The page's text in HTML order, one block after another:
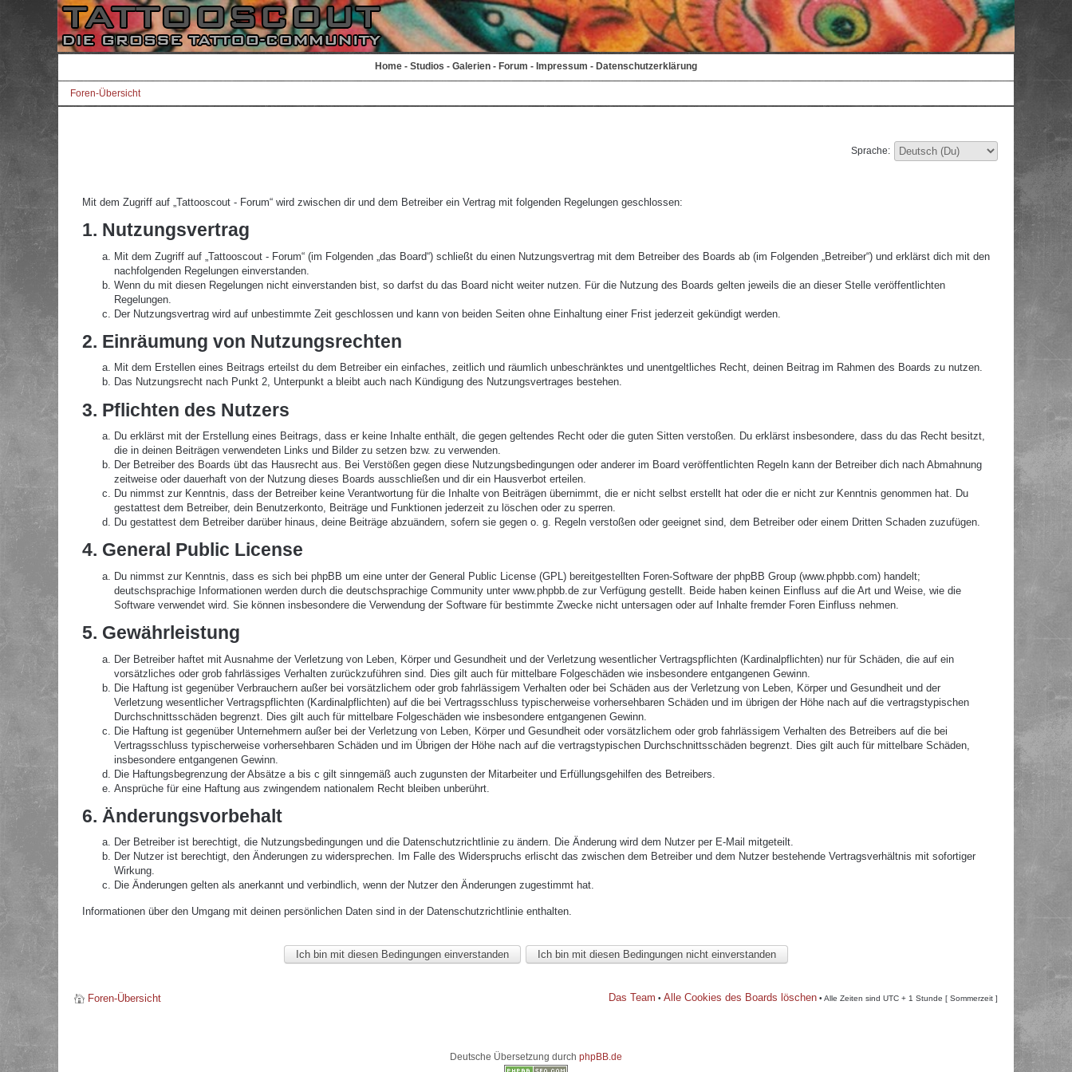
Home - Studios - Galerien - Forum - Impressum - Datenschutzerklärung
Foren-Übersicht
Sprache:
Mit dem Zugriff auf „Tattooscout - Forum“ wird zwischen dir und dem Betreiber ein Vertrag mit folgenden Regelungen geschlossen:
1. Nutzungsvertrag
Mit dem Zugriff auf „Tattooscout - Forum“ (im Folgenden „das Board“) schließt du einen Nutzungsvertrag mit dem Betreiber des Boards ab (im Folgenden „Betreiber“) und erklärst dich mit den
nachfolgenden Regelungen einverstanden.
Wenn du mit diesen Regelungen nicht einverstanden bist, so darfst du das Board nicht weiter nutzen. Für die Nutzung des Boards gelten jeweils die an dieser Stelle veröffentlichten
Regelungen.
Der Nutzungsvertrag wird auf unbestimmte Zeit geschlossen und kann von beiden Seiten ohne Einhaltung einer Frist jederzeit gekündigt werden.
2. Einräumung von Nutzungsrechten
Mit dem Erstellen eines Beitrags erteilst du dem Betreiber ein einfaches, zeitlich und räumlich unbeschränktes und unentgeltliches Recht, deinen Beitrag im Rahmen des Boards zu nutzen.
Das Nutzungsrecht nach Punkt 2, Unterpunkt a bleibt auch nach Kündigung des Nutzungsvertrages bestehen.
3. Pflichten des Nutzers
Du erklärst mit der Erstellung eines Beitrags, dass er keine Inhalte enthält, die gegen geltendes Recht oder die guten Sitten verstoßen. Du erklärst insbesondere, dass du das Recht besitzt,
die in deinen Beiträgen verwendeten Links und Bilder zu setzen bzw. zu verwenden.
Der Betreiber des Boards übt das Hausrecht aus. Bei Verstößen gegen diese Nutzungsbedingungen oder anderer im Board veröffentlichten Regeln kann der Betreiber dich nach Abmahnung
zeitweise oder dauerhaft von der Nutzung dieses Boards ausschließen und dir ein Hausverbot erteilen.
Du nimmst zur Kenntnis, dass der Betreiber keine Verantwortung für die Inhalte von Beiträgen übernimmt, die er nicht selbst erstellt hat oder die er nicht zur Kenntnis genommen hat. Du
gestattest dem Betreiber, dein Benutzerkonto, Beiträge und Funktionen jederzeit zu löschen oder zu sperren.
Du gestattest dem Betreiber darüber hinaus, deine Beiträge abzuändern, sofern sie gegen o. g. Regeln verstoßen oder geeignet sind, dem Betreiber oder einem Dritten Schaden zuzufügen.
4. General Public License
Du nimmst zur Kenntnis, dass es sich bei phpBB um eine unter der General Public License (GPL) bereitgestellten Foren-Software der phpBB Group (www.phpbb.com) handelt;
deutschsprachige Informationen werden durch die deutschsprachige Community unter www.phpbb.de zur Verfügung gestellt. Beide haben keinen Einfluss auf die Art und Weise, wie die
Software verwendet wird. Sie können insbesondere die Verwendung der Software für bestimmte Zwecke nicht untersagen oder auf Inhalte fremder Foren Einfluss nehmen.
5. Gewährleistung
Der Betreiber haftet mit Ausnahme der Verletzung von Leben, Körper und Gesundheit und der Verletzung wesentlicher Vertragspflichten (Kardinalpflichten) nur für Schäden, die auf ein
vorsätzliches oder grob fahrlässiges Verhalten zurückzuführen sind. Dies gilt auch für mittelbare Folgeschäden wie insbesondere entgangenen Gewinn.
Die Haftung ist gegenüber Verbrauchern außer bei vorsätzlichem oder grob fahrlässigem Verhalten oder bei Schäden aus der Verletzung von Leben, Körper und Gesundheit und der
Verletzung wesentlicher Vertragspflichten (Kardinalpflichten) auf die bei Vertragsschluss typischerweise vorhersehbaren Schäden und im übrigen der Höhe nach auf die vertragstypischen
Durchschnittsschäden begrenzt. Dies gilt auch für mittelbare Folgeschäden wie insbesondere entgangenen Gewinn.
Die Haftung ist gegenüber Unternehmern außer bei der Verletzung von Leben, Körper und Gesundheit oder vorsätzlichem oder grob fahrlässigem Verhalten des Betreibers auf die bei
Vertragsschluss typischerweise vorhersehbaren Schäden und im Übrigen der Höhe nach auf die vertragstypischen Durchschnittsschäden begrenzt. Dies gilt auch für mittelbare Schäden,
insbesondere entgangenen Gewinn.
Die Haftungsbegrenzung der Absätze a bis c gilt sinngemäß auch zugunsten der Mitarbeiter und Erfüllungsgehilfen des Betreibers.
Ansprüche für eine Haftung aus zwingendem nationalem Recht bleiben unberührt.
6. Änderungsvorbehalt
Der Betreiber ist berechtigt, die Nutzungsbedingungen und die Datenschutzrichtlinie zu ändern. Die Änderung wird dem Nutzer per E-Mail mitgeteilt.
Der Nutzer ist berechtigt, den Änderungen zu widersprechen. Im Falle des Widerspruchs erlischt das zwischen dem Betreiber und dem Nutzer bestehende Vertragsverhältnis mit sofortiger
Wirkung.
Die Änderungen gelten als anerkannt und verbindlich, wenn der Nutzer den Änderungen zugestimmt hat.
Informationen über den Umgang mit deinen persönlichen Daten sind in der Datenschutzrichtlinie enthalten.
Foren-Übersicht Das Team • Alle Cookies des Boards löschen • Alle Zeiten sind UTC + 1 Stunde [ Sommerzeit ]
Deutsche Übersetzung durch phpBB.de